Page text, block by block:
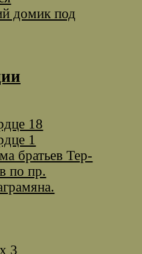
домик под
18
1
братьев Тер-
по пр.
3